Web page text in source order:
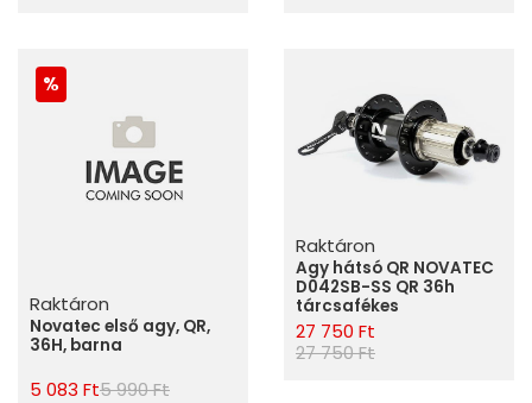
Raktáron
Novatec első agy, QR,
36H, barna
5 083 Ft5 990 Ft
Raktáron
Agy hátsó QR NOVATEC
D042SB-SS QR 36h
tárcsafékes
27 750 Ft
27 750 Ft